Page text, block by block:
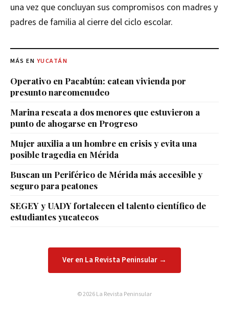
una vez que concluyan sus compromisos con madres y
padres de familia al cierre del ciclo escolar.
MÁS EN YUCATÁN
Operativo en Pacabtún: catean vivienda por
presunto narcomenudeo
Marina rescata a dos menores que estuvieron a
punto de ahogarse en Progreso
Mujer auxilia a un hombre en crisis y evita una
posible tragedia en Mérida
Buscan un Periférico de Mérida más accesible y
seguro para peatones
SEGEY y UADY fortalecen el talento científico de
estudiantes yucatecos
Ver en La Revista Peninsular →
© 2026 La Revista Peninsular